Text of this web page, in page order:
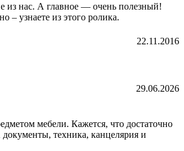
из нас. А главное — очень полезный!
– узнаете из этого ролика.
22.11.2016
29.06.2026
мебели. Кажется, что достаточно
документы, техника, канцелярия и